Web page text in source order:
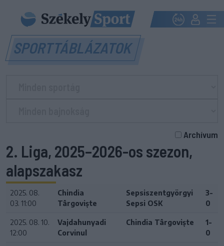
SPORTTÁBLÁZATOK
Archívum
2. Liga, 2025–2026-os szezon,
alapszakasz
2025. 08.
03. 11:00
Chindia
Târgoviște
Sepsiszentgyörgyi
Sepsi OSK
3-
0
2025. 08. 10.
12:00
Vajdahunyadi
Corvinul
Chindia Târgoviște
1-
0